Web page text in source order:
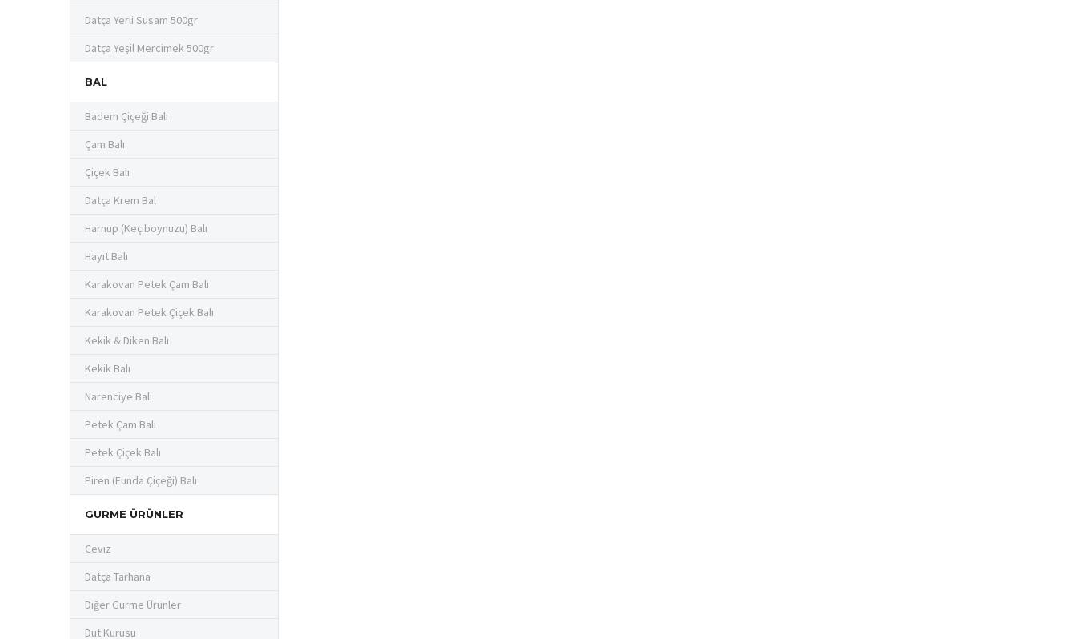
Datça Yerli Susam 500gr
Datça Yeşil Mercimek 500gr
BAL
Badem Çiçeği Balı
Çam Balı
Çiçek Balı
Datça Krem Bal
Harnup (Keçiboynuzu) Balı
Hayıt Balı
Karakovan Petek Çam Balı
Karakovan Petek Çiçek Balı
Kekik & Diken Balı
Kekik Balı
Narenciye Balı
Petek Çam Balı
Petek Çiçek Balı
Piren (Funda Çiçeği) Balı
GURME ÜRÜNLER
Ceviz
Datça Tarhana
Diğer Gurme Ürünler
Dut Kurusu